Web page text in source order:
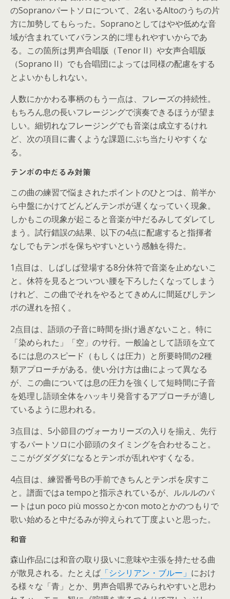
のSopranoパートソロについて、2名いるAltoのうちの片
方に加勢してもらった。Sopranoとしてはやや低めな音
域が含まれていてバランス的に埋もれやすいからであ
る。この箇所は男声合唱版（Tenor II）や女声合唱版
（Soprano II）でも合唱団によっては同様の配慮をする
とよいかもしれない。
人数にかかわる事柄のもう一点は、フレーズの持続性。
もちろん息の長いフレージングで演奏できるほうが望ま
しい。細切れなフレージングでも音楽は成立するけれ
ど、次の項目に書くような課題にぶち当たりやすくな
る。
テンポの中だるみ対策
この曲の練習で悩まされたポイントのひとつは、前半か
ら中盤にかけてどんどんテンポが遅くなっていく現象。
しかもこの現象が起こると音楽が中だるみしてダレてし
まう。試行錯誤の結果、以下の4点に配慮すると指揮者
なしでもテンポを保ちやすいという感触を得た。
1点目は、しばしば登場する8分休符で音楽を止めないこ
と。休符を見るとついつい腰を下ろしたくなってしまう
けれど、この曲でそれをやるとてきめんに間延びしテン
ポの遅れを招く。
2点目は、語頭の子音に時間を掛け過ぎないこと。特に
「染められた」「空」のサ行。一般論として語頭を立て
るには息のスピード（もしくは圧力）と所要時間の2種
類アプローチがある。使い分け方は曲によって異なる
が、この曲については息の圧力を強くして短時間に子音
を処理し語頭全体をハッキリ発音するアプローチが適し
ているように思われる。
3点目は、5小節目のヴォーカリーズの入りを揃え、先行
するパートソロに小節頭のタイミングを合わせること。
ここがグダグダになるとテンポが乱れやすくなる。
4点目は、練習番号Bの手前できちんとテンポを戻すこ
と。譜面ではa tempoと指示されているが、ルルルのパ
ートはun poco più mossoとかcon motoとかのつもりで
歌い始めると中だるみが抑えられて丁度よいと思った。
和音
森山作品には和音の取り扱いに意味や主張を持たせる曲
が散見される。たとえば 「シシリアン・ブルー」 におけ
る様々な「青」とか、男声合唱界でみられやすいと思わ